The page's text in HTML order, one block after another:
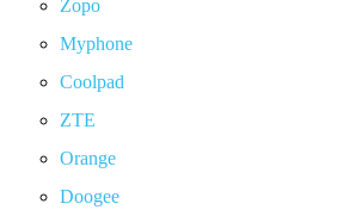
Zopo
Myphone
Coolpad
ZTE
Orange
Doogee